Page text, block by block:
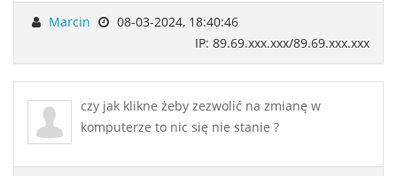
Marcin
08-03-2024, 18:40:46
IP: 89.69.xxx.xxx/89.69.xxx.xxx
czy jak klikne żeby zezwolić na zmianę w
komputerze to nic się nie stanie ?